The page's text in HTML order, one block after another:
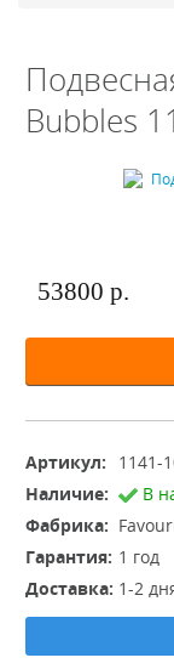
Bubbles
53800 р.
Артикул:
1141-
Наличие:
В
Фабрика:
Гарантия: 1 год
Доставка: 1-2